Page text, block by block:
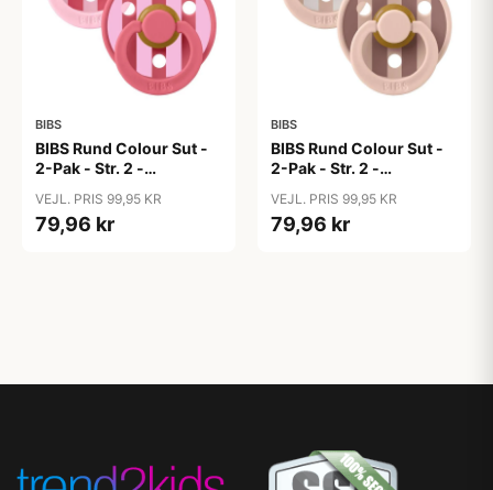
BIBS
BIBS Rund Colour Sut -
2-Pak - Str. 2 -
Studio - Baby Pink/Coral
Mix
VEJL. PRIS 99,95 KR
79,96 kr
BIBS
BIBS Rund Colour Sut -
2-Pak - Str. 2 -
Studio - Blush Mix
VEJL. PRIS 99,95 KR
79,96 kr